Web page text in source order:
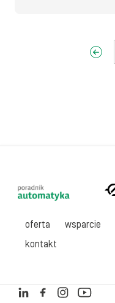
<<
oferta wsparcie
kontakt